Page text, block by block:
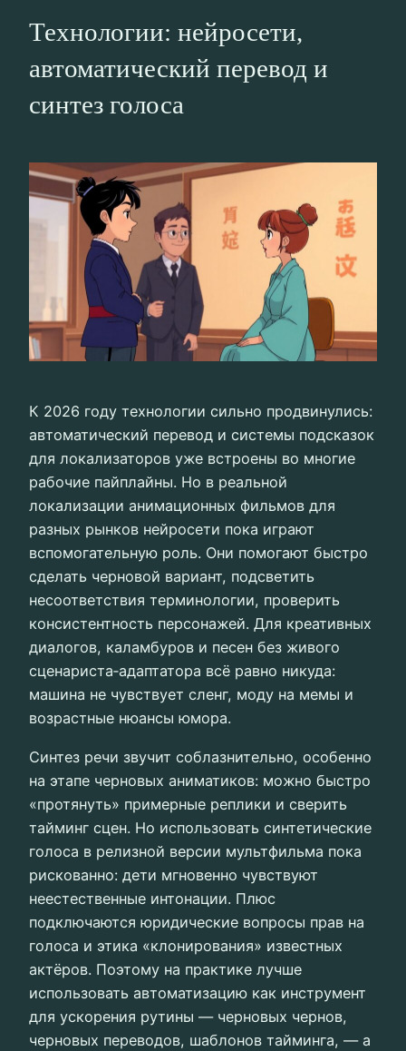
Технологии: нейросети,
автоматический перевод и
синтез голоса
К 2026 году технологии сильно продвинулись:
автоматический перевод и системы подсказок
для локализаторов уже встроены во многие
рабочие пайплайны. Но в реальной
локализации анимационных фильмов для
разных рынков нейросети пока играют
вспомогательную роль. Они помогают быстро
сделать черновой вариант, подсветить
несоответствия терминологии, проверить
консистентность персонажей. Для креативных
диалогов, каламбуров и песен без живого
сценариста‑адаптатора всё равно никуда:
машина не чувствует сленг, моду на мемы и
возрастные нюансы юмора.
Синтез речи звучит соблазнительно, особенно
на этапе черновых аниматиков: можно быстро
«протянуть» примерные реплики и сверить
тайминг сцен. Но использовать синтетические
голоса в релизной версии мультфильма пока
рискованно: дети мгновенно чувствуют
неестественные интонации. Плюс
подключаются юридические вопросы прав на
голоса и этика «клонирования» известных
актёров. Поэтому на практике лучше
использовать автоматизацию как инструмент
для ускорения рутины — черновых чернов,
черновых переводов, шаблонов тайминга, — а